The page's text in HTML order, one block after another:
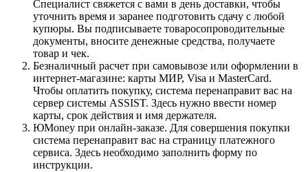
Специалист свяжется с вами в день доставки, чтобы
уточнить время и заранее подготовить сдачу с любой
купюры. Вы подписываете товаросопроводительные
документы, вносите денежные средства, получаете
товар и чек.
Безналичный расчет при самовывозе или оформлении в
интернет-магазине: карты МИР, Visa и MasterCard.
Чтобы оплатить покупку, система перенаправит вас на
сервер системы ASSIST. Здесь нужно ввести номер
карты, срок действия и имя держателя.
ЮMoney при онлайн-заказе. Для совершения покупки
система перенаправит вас на страницу платежного
сервиса. Здесь необходимо заполнить форму по
инструкции.